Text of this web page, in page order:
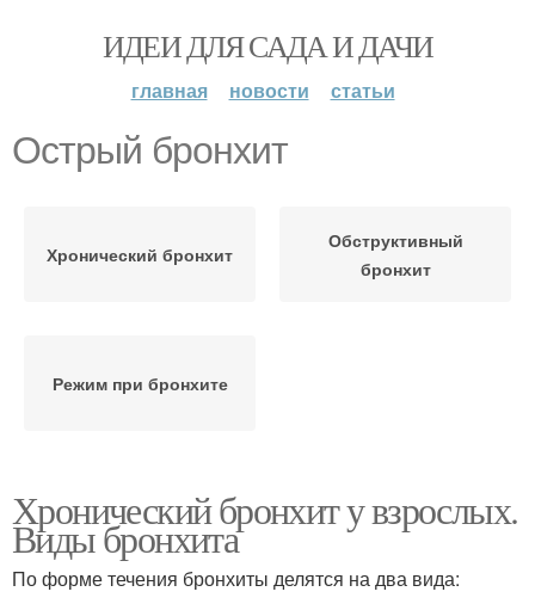
ИДЕИ ДЛЯ САДА И ДАЧИ
главная новости статьи
Острый бронхит
Хронический бронхит
Обструктивный
бронхит
Режим при бронхите
Хронический бронхит у взрослых.
Виды бронхита
По форме течения бронхиты делятся на два вида: